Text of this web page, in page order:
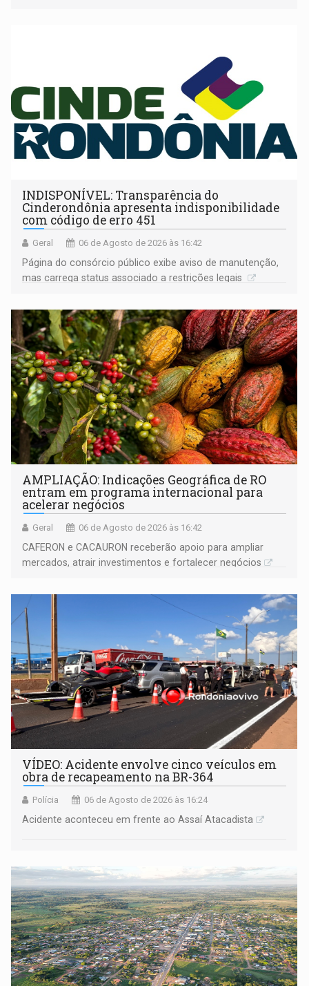
INDISPONÍVEL: Transparência do
Cinderondônia apresenta indisponibilidade
com código de erro 451
Geral 06 de Agosto de 2026 às 16:42
Página do consórcio público exibe aviso de manutenção,
mas carrega status associado a restrições legais
AMPLIAÇÃO: Indicações Geográfica de RO
entram em programa internacional para
acelerar negócios
Geral 06 de Agosto de 2026 às 16:42
CAFERON e CACAURON receberão apoio para ampliar
mercados, atrair investimentos e fortalecer negócios
VÍDEO: Acidente envolve cinco veículos em
obra de recapeamento na BR-364
Polícia 06 de Agosto de 2026 às 16:24
Acidente aconteceu em frente ao Assaí Atacadista